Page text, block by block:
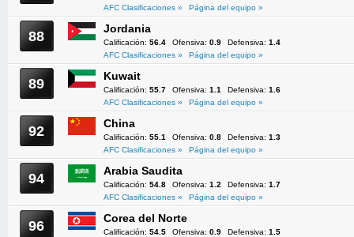
AFC Clasificaciones »
Página del equipo »
88 Jordania
Calificación: 56.4 Ofensiva: 0.9 Defensiva: 1.4
AFC Clasificaciones »
Página del equipo »
89 Kuwait
Calificación: 55.7 Ofensiva: 1.1 Defensiva: 1.6
AFC Clasificaciones »
Página del equipo »
92 China
Calificación: 55.1 Ofensiva: 0.8 Defensiva: 1.3
AFC Clasificaciones »
Página del equipo »
94 Arabia Saudita
Calificación: 54.8 Ofensiva: 1.2 Defensiva: 1.7
AFC Clasificaciones »
Página del equipo »
96 Corea del Norte
Calificación: 54.5 Ofensiva: 0.9 Defensiva: 1.5